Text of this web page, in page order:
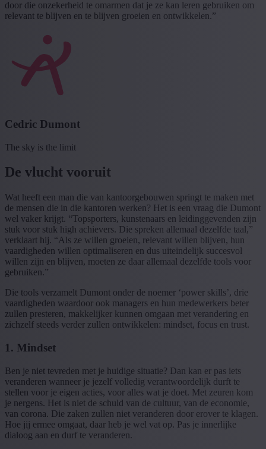
door die onzekerheid te omarmen dat je ze kan leren gebruiken om
relevant te blijven en te blijven groeien en ontwikkelen.”
Cedric Dumont
The sky is the limit
De vlucht vooruit
Wat heeft een man die van kantoorgebouwen springt te maken met
de mensen die in die kantoren werken? Het is een vraag die Dumont
wel vaker krijgt. “Topsporters, kunstenaars en leidinggevenden zijn
stuk voor stuk high achievers. Die spreken allemaal dezelfde taal,”
verklaart hij. “Als ze willen groeien, relevant willen blijven, hun
vaardigheden willen optimaliseren en dus uiteindelijk succesvol
willen zijn en blijven, moeten ze daar allemaal dezelfde tools voor
gebruiken.”
Die tools verzamelt Dumont onder de noemer ‘power skills’, drie
vaardigheden waardoor ook managers en hun medewerkers beter
zullen presteren, makkelijker kunnen omgaan met verandering en
zichzelf steeds verder zullen ontwikkelen: mindset, focus en trust.
1. Mindset
Ben je niet tevreden met je huidige situatie? Dan kan er pas iets
veranderen wanneer je jezelf volledig verantwoordelijk durft te
stellen voor je eigen acties, voor alles wat je doet. Met zeuren kom
je nergens. Het is niet de schuld van de cultuur, van de economie,
van corona. Die zaken zullen niet veranderen door erover te klagen.
Hoe jij ermee omgaat, daar heb je wel vat op. Pas je innerlijke
dialoog aan en durf te veranderen.